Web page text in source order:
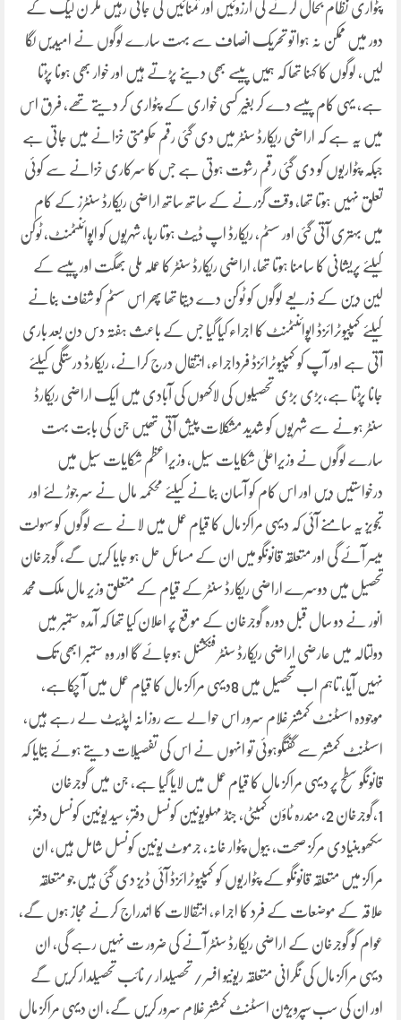
پٹواری نظام بحال کرنے کی آرزوئیں اور تمنائیں کی جاتی رہیں مگر ن لیگ کے
دور میں ممکن نہ ہوا تو تحریک انصاف سے بہت سارے لوگوں نے امیدیں لگا
لیں، لوگوں کا کہنا تھا کہ ہمیں پیسے بھی دینے پڑتے ہیں اور خوار بھی ہونا پڑتا
ہے، یہی کام پیسے دے کر بغیر کسی خواری کے پٹواری کر دیتے تھے، فرق اس
میں یہ ہے کہ اراضی ریکارڈ سنٹر میں دی گئی رقم حکومتی خزانے میں جاتی ہے
جبکہ پٹواریوں کو دی گئی رقم رشوت ہوتی ہے جس کا سرکاری خزانے سے کوئی
تعلق نہیں ہوتا تھا، وقت گزرنے کے ساتھ ساتھ اراضی ریکارڈ سنٹرز کے کام
میں بہتری آتی گئی اور سسٹم، ریکارڈ اپ ڈیٹ ہوتا رہا، شہریوں کو اپوائنٹمنٹ، ٹوکن
کیلئے پریشانی کا سامنا ہوتا تھا، اراضی ریکارڈ سنٹر کا عملہ ملی بھگت اور پیسے کے
لین دین کے ذریعے لوگوں کو ٹوکن دے دیتا تھا پھر اس سسٹم کو شفاف بنانے
کیلئے کمپیوٹرائزڈ اپوائنٹمنٹ کا اجراء کیا گیا جس کے باعث ہفتہ دس دن بعد باری
آتی ہے اور آپ کو کمپیوٹرائزڈ فرداجراء، انتقال درج کرانے، ریکارڈ درستگی کیلئے
جانا پڑتا ہے،بڑی بڑی تحصیلوں کی لاکھوں کی آبادی میں ایک اراضی ریکارڈ
سنٹر ہونے سے شہریوں کو شدید مشکلات پیش آتی تھیں جن کی بابت بہت
سارے لوگوں نے وزیراعلیٰ شکایات سیل، وزیراعظم شکایات سیل میں
درخواستیں دیں اور اس کام کو آسان بنانے کیلئے محکمہ مال نے سر جوڑ لئے اور
تجویز یہ سامنے آئی کہ دیہی مراکز مال کا قیام عمل میں لانے سے لوگوں کو سہولت
میسر آئے گی اور متعلقہ قانونگو میں ان کے مسائل حل ہو جایا کریں گے، گوجرخان
تحصیل میں دوسرے اراضی ریکارڈ سنٹر کے قیام کے متعلق وزیر مال ملک محمد
انور نے دو سال قبل دورہ گوجرخان کے موقع پر اعلان کیا تھا کہ آمدہ ستمبر میں
دولتالہ میں عارضی اراضی ریکارڈ سنٹر فنکشنل ہوجائے گا اور وہ ستمبر ابھی تک
نہیں آیا، تاہم اب تحصیل میں 8دیہی مراکز مال کا قیام عمل میں آ چکاہے،
موجودہ اسسٹنٹ کمشنر غلام سرور اس حوالے سے روزانہ اپڈیٹ لے رہے ہیں،
اسسٹنٹ کمشنر سے گفتگوہوئی تو انہوں نے اس کی تفصیلات دیتے ہوئے بتایا کہ
قانونگو سطح پر دیہی مراکز مال کا قیام عمل میں لایا گیا ہے، جن میں گوجرخان
1،گوجرخان 2، مندرہ ٹاؤن کمیٹی، جنڈ مہلویونین کونسل دفتر، سید یونین کونسل دفتر،
سکھو بنیادی مرکز صحت، بیول پٹوار خانہ، جرموٹ یونین کونسل شامل ہیں، ان
مراکز میں متعلقہ قانونگو کے پٹواریوں کو کمپیوٹرائزڈ آئی ڈیز دی گئی ہیں جو متعلقہ
علاقہ کے موضعات کے فرد کا اجراء، انتقالات کا اندراج کرنے مجاز ہوں گے،
عوام کو گوجرخان کے اراضی ریکارڈ سنٹر آنے کی ضرور ت نہیں رہے گی، ان
دیہی مراکز مال کی نگرانی متعلقہ ریونیو افسر / تحصیلدار /نائب تحصیلدار کریں گے
اور ان کی سب سپرویژن اسسٹنٹ کمشنر غلام سرور کریں گے، ان دیہی مراکز مال